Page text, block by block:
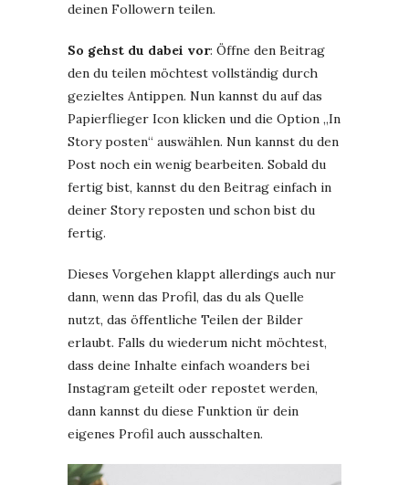
deinen Followern teilen.
So gehst du dabei vor: Öffne den Beitrag
den du teilen möchtest vollständig durch
gezieltes Antippen. Nun kannst du auf das
Papierflieger Icon klicken und die Option „In
Story posten“ auswählen. Nun kannst du den
Post noch ein wenig bearbeiten. Sobald du
fertig bist, kannst du den Beitrag einfach in
deiner Story reposten und schon bist du
fertig.
Dieses Vorgehen klappt allerdings auch nur
dann, wenn das Profil, das du als Quelle
nutzt, das öffentliche Teilen der Bilder
erlaubt. Falls du wiederum nicht möchtest,
dass deine Inhalte einfach woanders bei
Instagram geteilt oder repostet werden,
dann kannst du diese Funktion ür dein
eigenes Profil auch ausschalten.